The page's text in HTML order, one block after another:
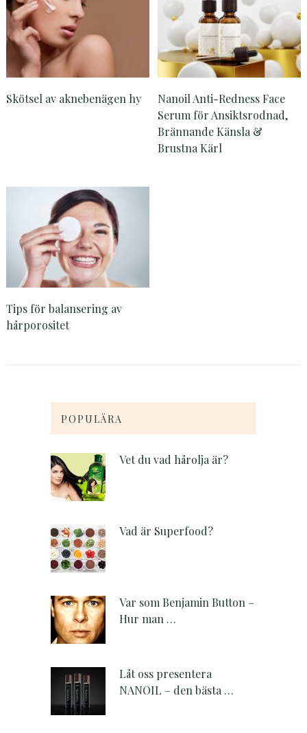
Skötsel av aknebenägen hy
Nanoil Anti-Redness Face
Serum för Ansiktsrodnad,
Brännande Känsla &
Brustna Kärl
Tips för balansering av
hårporositet
POPULÄRA
Vet du vad hårolja är?
Vad är Superfood?
Var som Benjamin Button –
Hur man …
Låt oss presentera
NANOIL – den bästa …